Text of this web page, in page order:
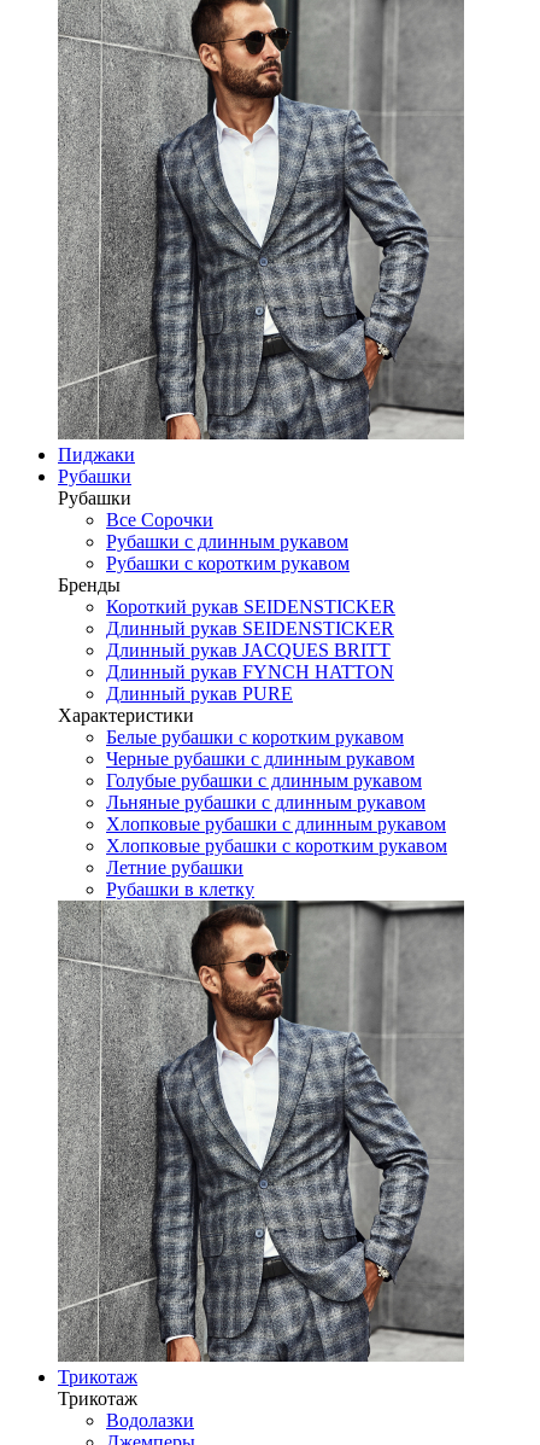
Пиджаки
Рубашки
Рубашки
Все Сорочки
Рубашки с длинным рукавом
Рубашки с коротким рукавом
Бренды
Короткий рукав SEIDENSTICKER
Длинный рукав SEIDENSTICKER
Длинный рукав JAСQUES BRITT
Длинный рукав FYNCH HATTON
Длинный рукав PURE
Характеристики
Белые рубашки с коротким рукавом
Черные рубашки с длинным рукавом
Голубые рубашки с длинным рукавом
Льняные рубашки с длинным рукавом
Хлопковые рубашки с длинным рукавом
Хлопковые рубашки с коротким рукавом
Летние рубашки
Рубашки в клетку
Трикотаж
Трикотаж
Водолазки